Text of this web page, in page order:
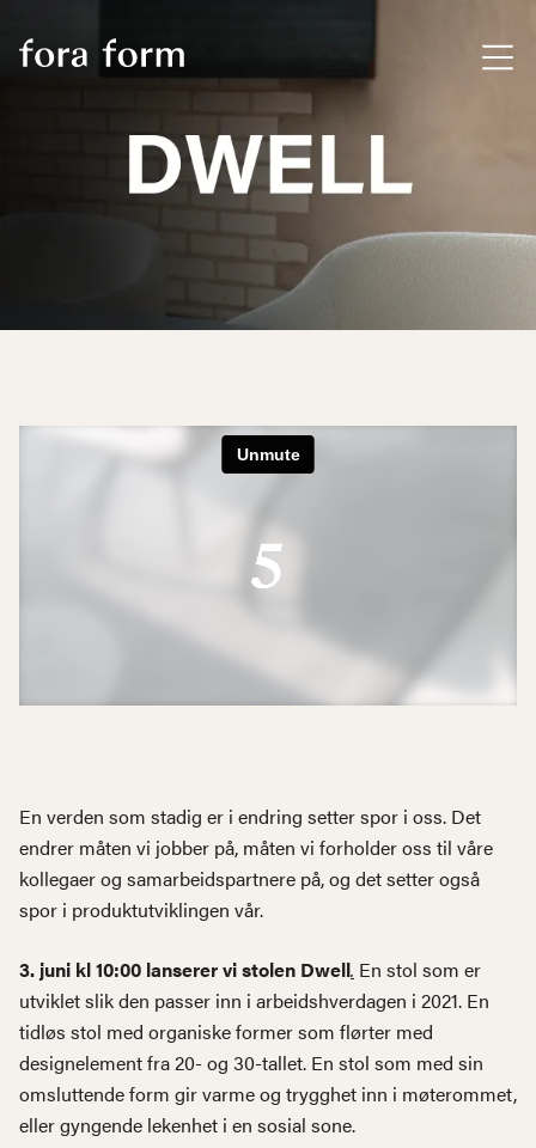
En verden som stadig er i endring setter spor i oss. Det
endrer måten vi jobber på, måten vi forholder oss til våre
kollegaer og samarbeidspartnere på, og det setter også
spor i produktutviklingen vår.
3. juni kl 10:00 lanserer vi stolen Dwell. En stol som er
utviklet slik den passer inn i arbeidshverdagen i 2021. En
tidløs stol med organiske former som flørter med
designelement fra 20- og 30-tallet. En stol som med sin
omsluttende form gir varme og trygghet inn i møterommet,
eller gyngende lekenhet i en sosial sone.